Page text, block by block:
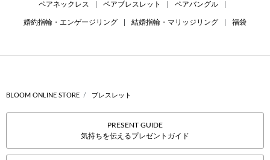
ペアネックレス ペアブレスレット ペアバングル
婚約指輪・エンゲージリング 結婚指輪・マリッジリング 福袋
BLOOM ONLINE STORE ブレスレット
PRESENT GUIDE
気持ちを伝えるプレゼントガイド